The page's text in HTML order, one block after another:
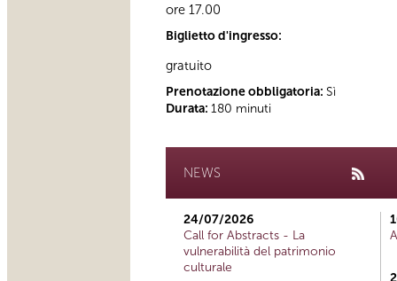
ore 17.00
Biglietto d'ingresso:
gratuito
Prenotazione obbligatoria: Sì
Durata: 180 minuti
NEWS
24/07/2026
Call for Abstracts - La
vulnerabilità del patrimonio
culturale